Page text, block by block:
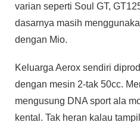
varian seperti Soul GT,
dasarnya masih
dengan Mio.
Keluarga Aerox sendiri
dengan mesin 2-tak 50cc.
mengusung DNA sport ala
kental. Tak heran kalau